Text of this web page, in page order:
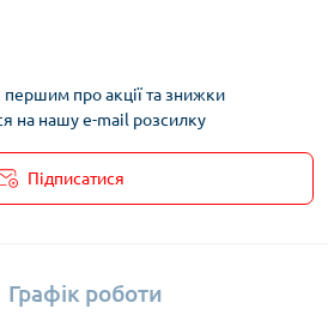
першим про акції та знижки
на нашу e-mail розсилку
Підписатися
Графік роботи